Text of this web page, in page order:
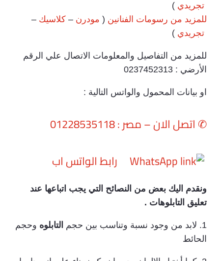
تجريدي )
للمزيد من رسومات الفنانين ( مودرن – كلاسيك –
تجريدي )
للمزيد من التفاصيل والمعلومات الاتصال علي الرقم
الأرضي : 0237452313
او بيانات المحمول والواتس التالية :
✆اتصل الان – مصر : 01228535118
رابط الواتس اب
ونقدم اليك بعض من النصائح التي يجب اتباعها عند
تعليق التابلوهات .
1. لابد من وجود نسبة وتناسب بين حجم التابلوه وحجم
الحائط